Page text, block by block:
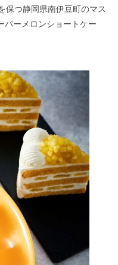
保つ静岡県南伊豆町のマス
パーメロンショートケー